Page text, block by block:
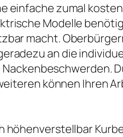
einfache zumal
Modelle
macht.
an die
können Ihren